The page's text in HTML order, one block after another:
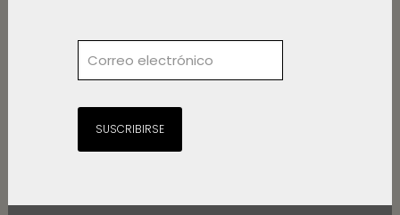
SUSCRIBIRSE